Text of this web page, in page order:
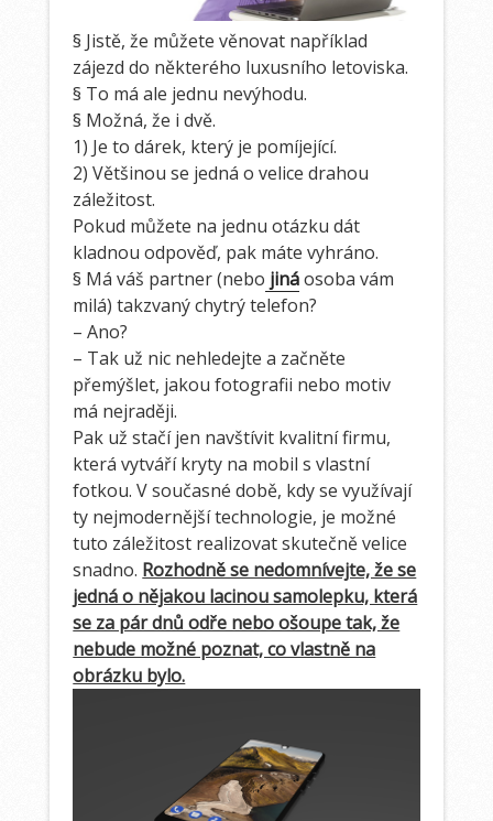
§ Jistě, že můžete věnovat například
zájezd do některého luxusního letoviska.
§ To má ale jednu nevýhodu.
§ Možná, že i dvě.
1) Je to dárek, který je pomíjející.
2) Většinou se jedná o velice drahou
záležitost.
Pokud můžete na jednu otázku dát
kladnou odpověď, pak máte vyhráno.
§ Má váš partner (nebo jináosoba vám
milá) takzvaný chytrý telefon?
– Ano?
– Tak už nic nehledejte a začněte
přemýšlet, jakou fotografii nebo motiv
má nejraději.
Pak už stačí jen navštívit kvalitní firmu,
která vytváříkryty na mobil s vlastní
fotkou. V současné době, kdy se využívají
ty nejmodernější technologie, je možné
tuto záležitost realizovat skutečně velice
snadno. Rozhodně se nedomnívejte, že se
jedná o nějakou lacinou samolepku, která
se za pár dnů odře nebo ošoupe tak, že
nebude možné poznat, co vlastně na
obrázku bylo.